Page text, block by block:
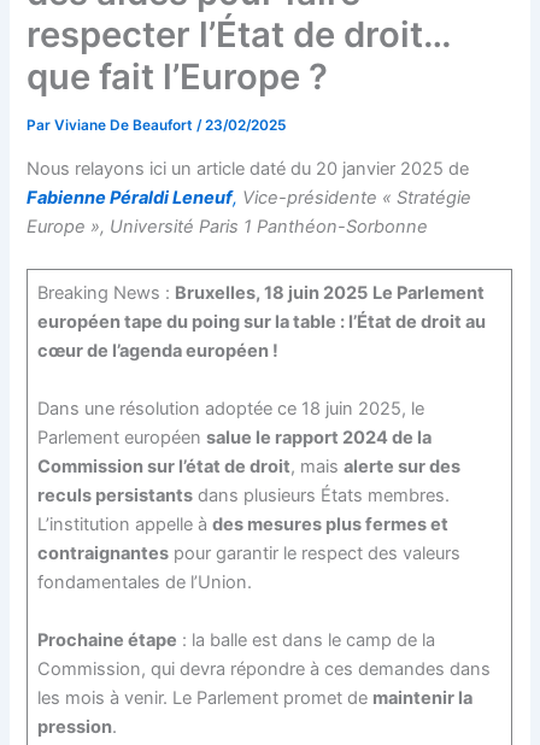
respecter l’État de droit…
que fait l’Europe ?
ParViviane De Beaufort/23/02/2025
Nous relayons ici un article daté du 20 janvier 2025 de
Fabienne Péraldi Leneuf, Vice-présidente « Stratégie
Europe », Université Paris 1 Panthéon-Sorbonne
Breaking News : Bruxelles, 18 juin 2025 Le Parlement
européen tape du poing sur la table : l’État de droit au
cœur de l’agenda européen !
Dans une résolution adoptée ce 18 juin 2025, le
Parlement européen salue le rapport 2024 de la
Commission sur l’état de droit, mais alerte sur des
reculs persistantsdans plusieurs États membres.
L’institution appelle à des mesures plus fermes et
contraignantespour garantir le respect des valeurs
fondamentales de l’Union.
Prochaine étape : la balle est dans le camp de la
Commission, qui devra répondre à ces demandes dans
les mois à venir. Le Parlement promet de maintenir la
pression.